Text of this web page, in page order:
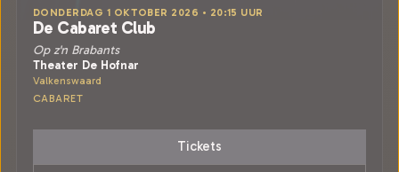
DONDERDAG 1 OKTOBER 2026 • 20:15 UUR
De Cabaret Club
Op z'n Brabants
Theater De Hofnar
Valkenswaard
CABARET
Tickets